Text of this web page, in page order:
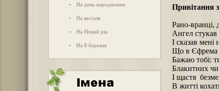
- На день народження
- На весілля
- На Новий рік
- На 8 березня
Привітання
Рано-вранці,
Ангел стукав
І сказав мені
Що в Єфрема
Бажаю тобі:
Блакитних
І щастя
В житті